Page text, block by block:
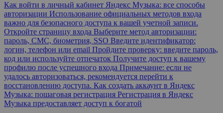
Как войти в личный кабинет Яндекс Музыка: все способы
авторизации Использование официальных методов входа
важно для безопасного доступа к вашей учетной записи.
Откройте страницу входа Выберите метод авторизации:
пароль, СМС, биометрия, SSO Введите идентификатор:
логин, телефон или email Пройдите проверку: введите пароль,
код или используйте отпечаток Получите доступ к вашему
профилю после успешного входа Примечание: если не
удалось авторизоваться, рекомендуется перейти к
восстановлению доступа. Как создать аккаунт в Яндекс
Музыка: пошаговая регистрация Регистрация в Яндекс
Музыка предоставляет доступ к богатой